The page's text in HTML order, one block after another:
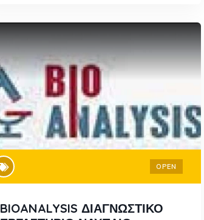
OPEN
BIOANALYSIS ΔΙΑΓΝΩΣΤΙΚΟ